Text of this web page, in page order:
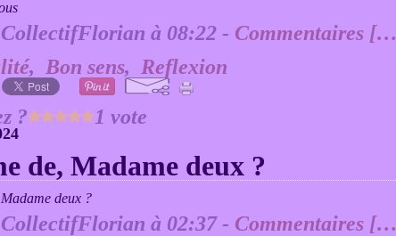
CollectifFlorian à 08:22 - Commentaires […
, Bon sens, Reflexion
? 1 vote
de, Madame deux ?
CollectifFlorian à 02:37 - Commentaires […